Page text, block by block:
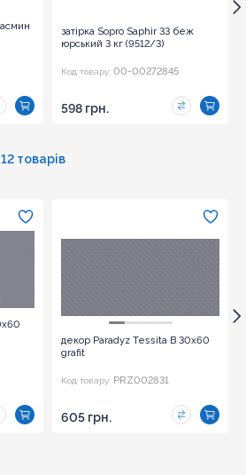
затірка Sopro Saphir 33 беж
юрський 3 кг (9512/3)
Код товару: 00-00272845
598 грн.
12 товарів
декор Paradyz Tessita B 30x60
grafit
Код товару: PRZ002831
605 грн.